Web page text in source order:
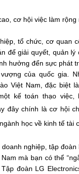
cơ hội việc làm rộng
tổ chức, cơ quan
để giải quyết, quản lý
hưởng đển sực phát
của quốc gia.
Việt Nam, đặc biệt
kế toán thạo việc,
đây chính là cơ hội
học về kinh tế tài
nghiệp, tập đoàn
mà bạn có thể
đoàn LG